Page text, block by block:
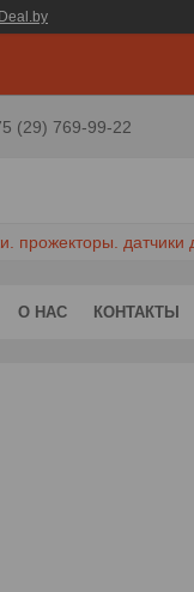
(29) 769-99-22
прожекторы. датчики
О НАС КОНТАКТЫ